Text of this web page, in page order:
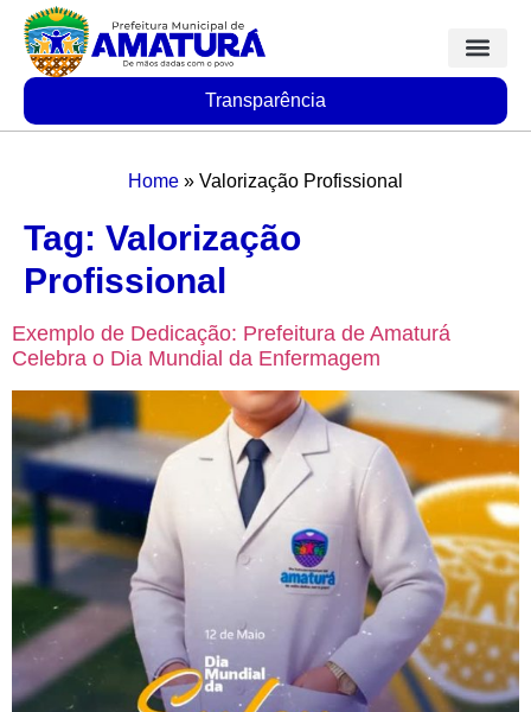
Transparência
Home » Valorização Profissional
Tag: Valorização
Profissional
Exemplo de Dedicação: Prefeitura de Amaturá
Celebra o Dia Mundial da Enfermagem